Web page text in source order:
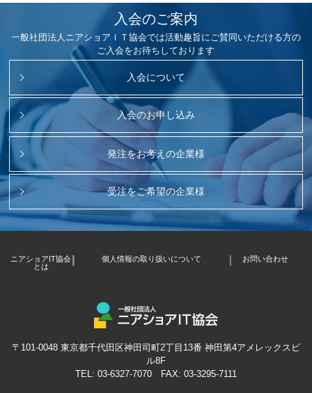
入会のご案内
一般社団法人ニアショアＩＴ協会では活動趣旨にご賛同いただける方の
ご入会をお待ちしております
入会について
入会のお申し込み
発注をお考えの企業様
受注をご希望の企業様
ニアショアIT協会
とは
個人情報の取り扱いについて お問い合わせ
〒101-0048 東京都千代田区神田司町2丁目13番 神田第4アメレックスビ
ル8F
TEL: 03-6327-7070FAX: 03-3295-7111